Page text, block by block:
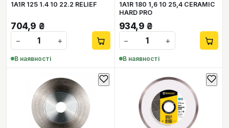
1A1R 125 1.4 10 22.2 RELIEF
704,9 ₴
−
+
В наявності
1A1R 180 1,6 10 25,4 CERAMIC
HARD PRO
934,9 ₴
−
+
В наявності